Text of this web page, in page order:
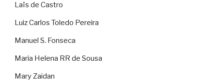
Laïs de Castro
Luiz Carlos Toledo Pereira
Manuel S. Fonseca
Maria Helena RR de Sousa
Mary Zaidan